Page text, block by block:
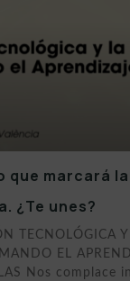
que marcará la
¿Te unes?
TECNOLÓGICA
EL
Nos complace